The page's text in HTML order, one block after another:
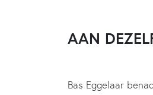
AAN
Bas Eggelaar